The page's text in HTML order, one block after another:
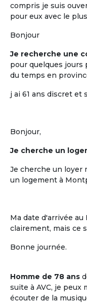
compris je suis
pour eux avec le
Bonjour
Je recherche une
pour quelques jours
du temps en
j ai 61 ans discret et
Bonjour,
Je cherche un
Je cherche un loyer
un logement à
Ma date d'arrivée
clairement, mais ce
Bonne journée.
Homme de 78 ans
suite à AVC, je peux
écouter de la
L'ouverture
les